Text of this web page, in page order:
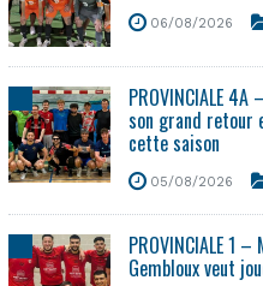
06/08/2026
PROVINCIALE
son grand retour
cette saison
05/08/2026
PROVINCIALE 1 –
Gembloux veut